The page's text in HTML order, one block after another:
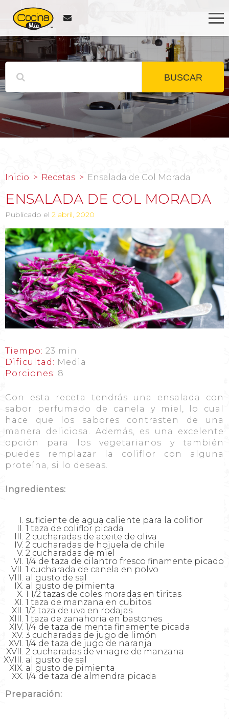
BUSCAR
Inicio Recetas Ensalada de Col Morada
ENSALADA DE COL MORADA
Publicado el 2 abril, 2020
Tiempo: 23 min
Dificultad: Media
Porciones: 8
Con esta receta tendrás una ensalada con
sabor perfumado de canela y miel, lo cual
hace que los sabores contrasten de una
manera deliciosa. Además, es una excelente
opción para los vegetarianos y también
puedes remplazar la coliflor con alguna
proteína, si lo deseas.
Ingredientes:
suficiente de agua caliente para la coliflor
1 taza de coliflor picada
2 cucharadas de aceite de oliva
2 cucharadas de hojuela de chile
2 cucharadas de miel
1/4 de taza de cilantro fresco finamente picado
1 cucharada de canela en polvo
al gusto de sal
al gusto de pimienta
1 1/2 tazas de coles moradas en tiritas
1 taza de manzana en cubitos
1/2 taza de uva en rodajas
1 taza de zanahoria en bastones
1/4 de taza de menta finamente picada
3 cucharadas de jugo de limón
1/4 de taza de jugo de naranja
2 cucharadas de vinagre de manzana
al gusto de sal
al gusto de pimienta
1/4 de taza de almendra picada
Preparación: